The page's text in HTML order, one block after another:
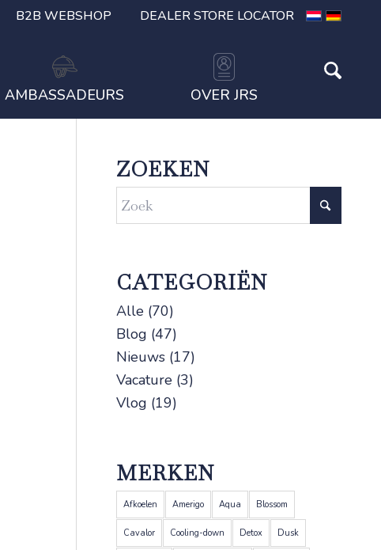
B2B WEBSHOP DEALER STORE LOCATOR
AMBASSADEURS OVER JRS
ZOEKEN
CATEGORIËN
Alle (70)
Blog (47)
Nieuws (17)
Vacature (3)
Vlog (19)
MERKEN
Afkoelen Amerigo Aqua Blossom
Cavalor Cooling-down Detox Dusk